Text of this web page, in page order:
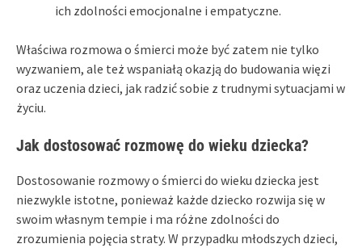
ich zdolności emocjonalne i empatyczne.
Właściwa rozmowa o śmierci może być zatem nie tylko
wyzwaniem, ale też wspaniałą okazją do budowania więzi
oraz uczenia dzieci, jak radzić sobie z trudnymi sytuacjami w
życiu.
Jak dostosować rozmowę do wieku dziecka?
Dostosowanie rozmowy o śmierci do wieku dziecka jest
niezwykle istotne, ponieważ każde dziecko rozwija się w
swoim własnym tempie i ma różne zdolności do
zrozumienia pojęcia straty. W przypadku młodszych dzieci,